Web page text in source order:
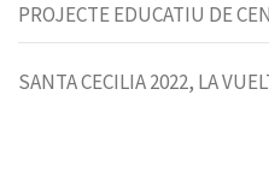
PROJECTE EDUCATIU DE
SANTA CECILIA 2022, LA